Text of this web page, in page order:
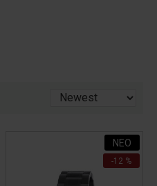
ΝΕΟ
-12 %